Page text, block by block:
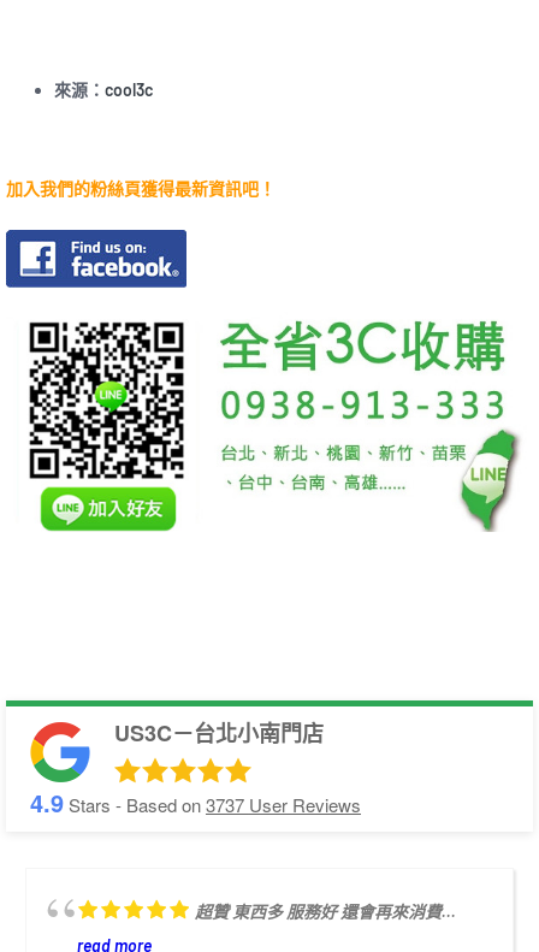
來源： cool3c
加入我們的粉絲頁獲得最新資訊吧！
US3C－台北小南門店
4.9Stars - Based on3737 User Reviews
超贊 東西多 服務好 還會再來消費...
read more